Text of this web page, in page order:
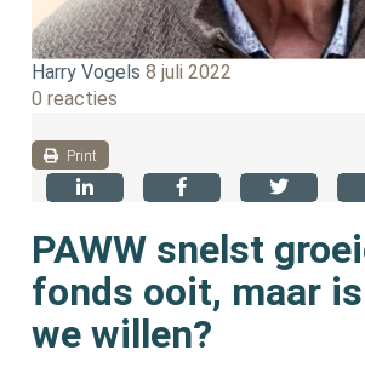
Harry Vogels 8 juli 2022
0 reacties
Print
PAWW snelst
fonds ooit, maar
we willen?